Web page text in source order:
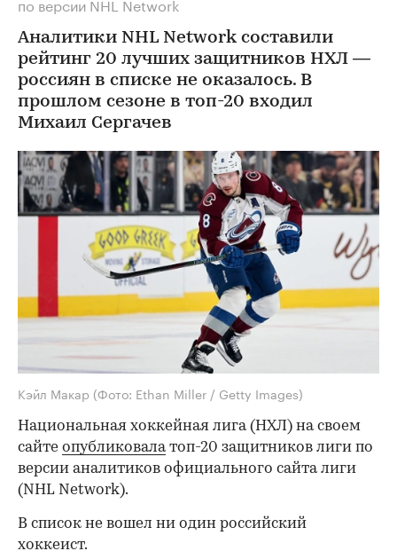
Аналитики NHL Network составили
рейтинг 20 лучших защитников НХЛ —
россиян в списке не оказалось. В
прошлом сезоне в топ-20 входил
Михаил Сергачев
Кэйл Макар (Фото: Ethan Miller / Getty Images)
Национальная хоккейная лига (НХЛ) на своем
сайте опубликовалатоп-20 защитников лиги по
версии аналитиков официального сайта лиги
(NHL Network).
В список не вошел ни один российский
хоккеист.